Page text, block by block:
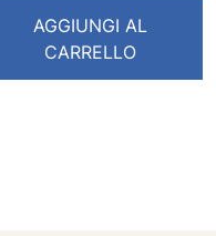
AGGIUNGI AL
CARRELLO